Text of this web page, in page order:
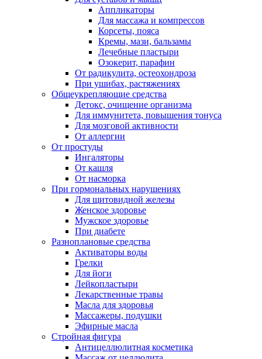
Аппликаторы
Для массажа и компрессов
Корсеты, пояса
Кремы, мази, бальзамы
Лечебные пластыри
Озокерит, парафин
От радикулита, остеохондроза
При ушибах, растяжениях
Общеукрепляющие средства
Детокс, очищение организма
Для иммунитета, повышения тонуса
Для мозговой активности
От аллергии
От простуды
Ингаляторы
От кашля
От насморка
При гормональных нарушениях
Для щитовидной железы
Женское здоровье
Мужское здоровье
При диабете
Разноплановые средства
Активаторы воды
Грелки
Для йоги
Лейкопластыри
Лекарственные травы
Масла для здоровья
Массажеры, подушки
Эфирные масла
Стройная фигура
Антицеллюлитная косметика